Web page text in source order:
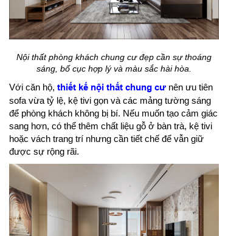
Nội thất phòng khách chung cư đẹp cần sự thoáng
sáng, bố cục hợp lý và màu sắc hài hòa.
Với căn hộ, thiết kế nội thất chung cư nên ưu tiên
sofa vừa tỷ lệ, kệ tivi gọn và các mảng tường sáng
để phòng khách không bị bí. Nếu muốn tạo cảm giác
sang hơn, có thể thêm chất liệu gỗ ở bàn trà, kệ tivi
hoặc vách trang trí nhưng cần tiết chế để vẫn giữ
được sự rộng rãi.